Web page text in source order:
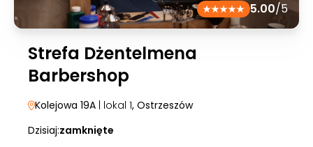
5.00/5
Strefa Dżentelmena
Barbershop
Kolejowa 19A | lokal 1, Ostrzeszów
Dzisiaj:zamknięte